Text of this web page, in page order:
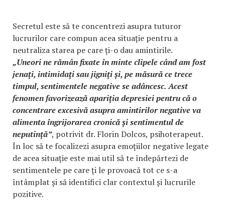
Secretul este să te concentrezi asupra tuturor
lucrurilor care compun acea situație pentru a
neutraliza starea pe care ți-o dau amintirile.
„Uneori ne rămân fixate în minte clipele când am fost
jenați, intimidați sau jigniți și, pe măsură ce trece
timpul, sentimentele negative se adâncesc. Acest
fenomen favorizează apariția depresiei pentru că o
concentrare excesivă asupra amintirilor negative va
alimenta îngrijorarea cronică și sentimentul de
neputință”, potrivit dr. Florin Dolcos, psihoterapeut.
În loc să te focalizezi asupra emoțiilor negative legate
de acea situație este mai util să te îndepărtezi de
sentimentele pe care ți le provoacă tot ce s-a
întâmplat și să identifici clar contextul și lucrurile
pozitive.